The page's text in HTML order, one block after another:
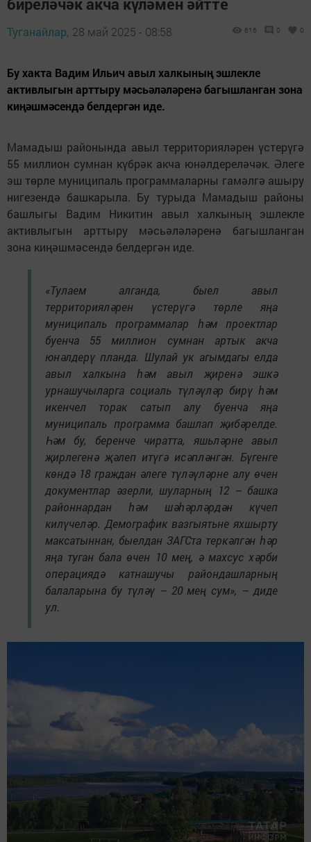
Туганайлар, 28 май 2025 - 08:58 616 0 0
Бу хакта Вадим Ильич авыл халкының эшлекле
активлыгын арттыру мәсьәләләренә багышланган зона
киңәшмәсендә белдергән иде.
Мамадыш районында авыл территорияләрен үстерүгә
55 миллион сумнан күбрәк акча юнәлдереләчәк. Әлеге
эш төрле муниципаль программаларны гамәлгә ашыру
нигезендә башкарыла. Бу турыда Мамадыш районы
башлыгы Вадим Никитин авыл халкының эшлекле
активлыгын арттыру мәсьәләләренә багышланган
зона киңәшмәсендә белдергән иде.
«Тулаем алганда, быел авыл
территорияләрен үстерүгә төрле яңа
муниципаль программалар һәм проектлар
буенча 55 миллион сумнан артык акча
юнәлдерү планда. Шулай ук агымдагы елда
авыл халкына һәм авыл җиренә эшкә
урнашучыларга социаль түләүләр бирү һәм
икенчел торак сатып алу буенча яңа
муниципаль программа башлап җибәрелде.
Һәм бу, беренче чиратта, яшьләрне авыл
җирлегенә җәлеп итүгә исәпләнгән. Бүгенге
көндә 18 граждан әлеге түләүләрне алу өчен
документлар әзерли, шуларның 12 – башка
районнардан һәм шәһәрләрдән күчеп
килүчеләр. Демографик вазгыятьне яхшырту
максатыннан, быелдан ЗАГСта теркәлгән һәр
яңа туган бала өчен 10 мең, ә махсус хәрби
операциядә катнашучы райондашларның
балаларына бу түләү – 20 мең сум», – диде
ул.